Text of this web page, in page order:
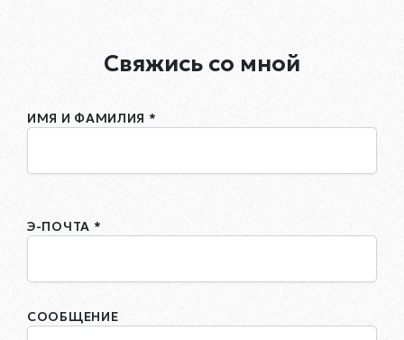
Свяжись со мной
ИМЯ И ФАМИЛИЯ *
Э-ПОЧТА *
СООБЩЕНИЕ